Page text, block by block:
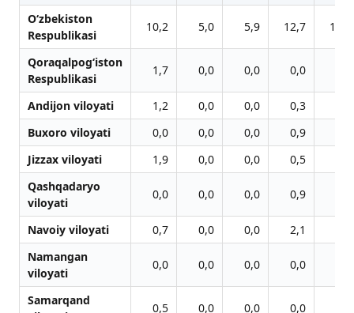
O‘zbekiston
Respublikasi
10,2 5,0 5,9 12,7 17,9
Qoraqalpog‘iston
Respublikasi
1,7 0,0 0,0 0,0
Andijon viloyati 1,2 0,0 0,0 0,3
Buxoro viloyati
0,0 0,0 0,0 0,9
Jizzax viloyati
1,9 0,0 0,0 0,5
Qashqadaryo
viloyati
0,0 0,0 0,0 0,9
Navoiy viloyati 0,7 0,0 0,0 2,1
Namangan
viloyati
0,0 0,0 0,0 0,0
Samarqand
0,5 0,0 0,0 0,0